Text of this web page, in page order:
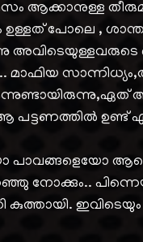
ആക്കാനുള്ള
പോലെ ,
അവിടെയുള്ളവരുടെ
മാഫിയ
പട്ടണത്തിൽ ഉണ്ട്
നോക്കും..
കുത്തായി.